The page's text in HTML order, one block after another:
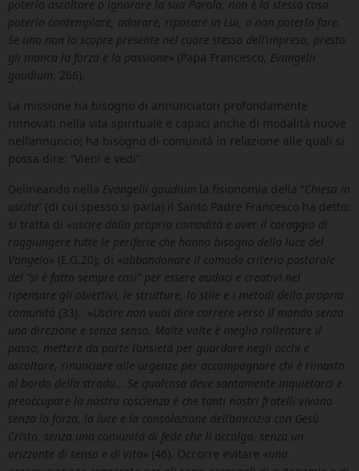
poterlo ascoltare o ignorare la sua Parola, non è la stessa cosa
poterlo contemplare, adorare, riposare in Lui, o non poterlo fare.
Se uno non lo scopre presente nel cuore stesso dell’impresa, presto
gli manca la forza e la passione» (Papa Francesco, Evangelii
gaudium, 266).
La missione ha bisogno di annunciatori profondamente
rinnovati nella vita spirituale e capaci anche di modalità nuove
nell’annuncio; ha bisogno di comunità in relazione alle quali si
possa dire: “Vieni e vedi”.
Delineando nella Evangelii gaudium la fisionomia della “Chiesa in
uscita” (di cui spesso si parla) il Santo Padre Francesco ha detto:
si tratta di «uscire dalla propria comodità e aver il coraggio di
raggiungere tutte le periferie che hanno bisogno della luce del
Vangelo» (E.G.20); di «abbandonare il comodo criterio pastorale
del “si è fatto sempre così” per essere audaci e creativi nel
ripensare gli obiettivi, le strutture, lo stile e i metodi della propria
comunità (33). «Uscire non vuol dire correre verso il mondo senza
una direzione e senza senso. Molte volte è meglio rallentare il
passo, mettere da parte l’ansietà per guardare negli occhi e
ascoltare, rinunciare alle urgenze per accompagnare chi è rimasto
al bordo della strada… Se qualcosa deve santamente inquietarci e
preoccupare la nostra coscienza è che tanti nostri fratelli vivono
senza la forza, la luce e la consolazione dell’amicizia con Gesù
Cristo, senza una comunità di fede che li accolga, senza un
orizzonte di senso e di vita» (46). Occorre evitare «una